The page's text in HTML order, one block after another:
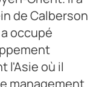
de Calberson
occupé
l'Asie où il
management